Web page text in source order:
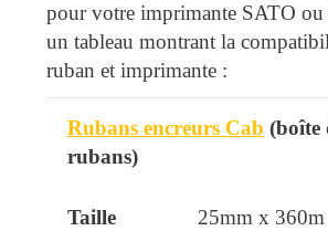
pour votre imprimante SATO
un tableau montrant la
ruban et imprimante :
Ruban Taille SATO
Rubans encreurs Cab (boîte
rubans)
25mm x 360m